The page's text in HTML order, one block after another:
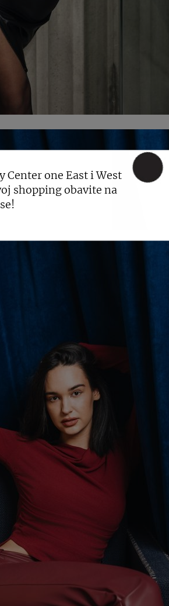
Center one East i West
shopping obavite na